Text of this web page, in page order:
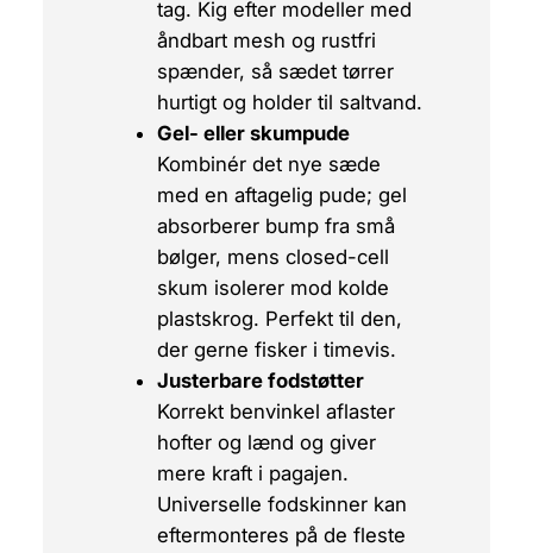
tag. Kig efter modeller med
åndbart mesh og rustfri
spænder, så sædet tørrer
hurtigt og holder til saltvand.
Gel- eller skumpude
Kombinér det nye sæde
med en aftagelig pude; gel
absorberer bump fra små
bølger, mens closed-cell
skum isolerer mod kolde
plastskrog. Perfekt til den,
der gerne fisker i timevis.
Justerbare fodstøtter
Korrekt benvinkel aflaster
hofter og lænd og giver
mere kraft i pagajen.
Universelle fodskinner kan
eftermonteres på de fleste